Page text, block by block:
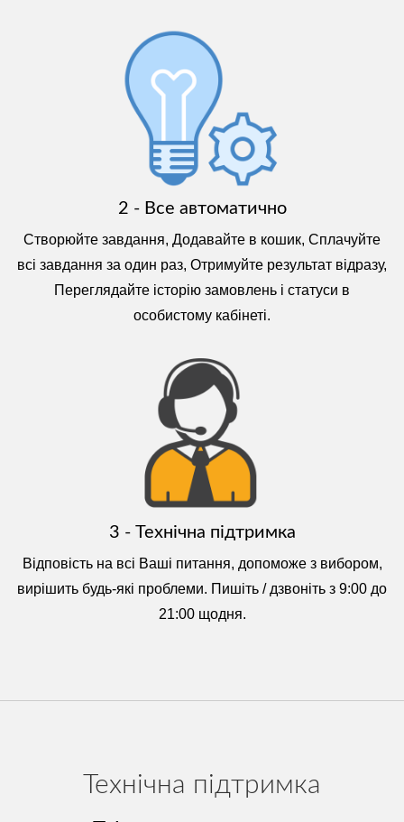
2 - Все автоматично
Створюйте завдання, Додавайте в кошик, Сплачуйте
всі завдання за один раз, Отримуйте результат відразу,
Переглядайте історію замовлень і статуси в
особистому кабінеті.
3 - Технічна підтримка
Відповість на всі Ваші питання, допоможе з вибором,
вирішить будь-які проблеми. Пишіть / дзвоніть з 9:00 до
21:00 щодня.
Технічна підтримка